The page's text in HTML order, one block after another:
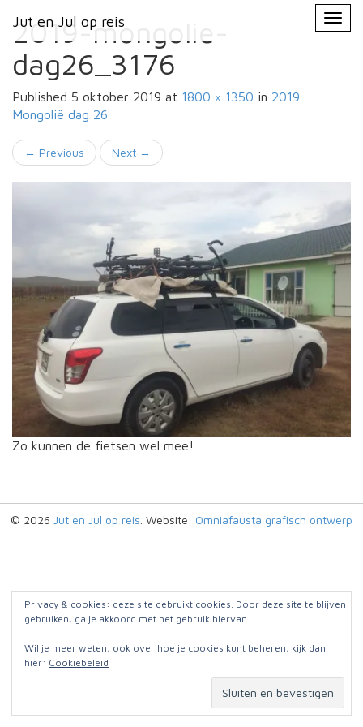
Jut en Jul op reis
Primary
Menu
Jut en Jul op reis
2019-mongolie-
dag26_3176
Published 5 oktober 2019 at 1800 × 1350 in 2019
Mongolië dag 26
← Previous Next →
Zo kunnen de fietsen wel mee!
© 2026 Jut en Jul op reis . Website: Omniafausta grafisch ontwerp
Privacy & cookies: deze site gebruikt cookies. Door deze site te blijven
gebruiken, ga je akkoord met het gebruik hiervan.
Wil je meer weten, ook over hoe je cookies kunt beheren, kijk dan
hier: Cookiebeleid